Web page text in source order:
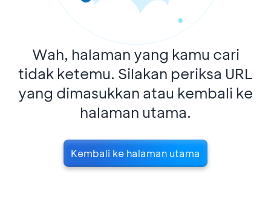
Wah, halaman yang kamu cari
tidak ketemu. Silakan periksa URL
yang dimasukkan atau kembali ke
halaman utama.
Kembali ke halaman utama